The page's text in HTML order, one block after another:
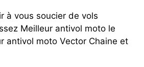
à vous soucier de vols
Meilleur antivol moto le
antivol moto Vector Chaine et